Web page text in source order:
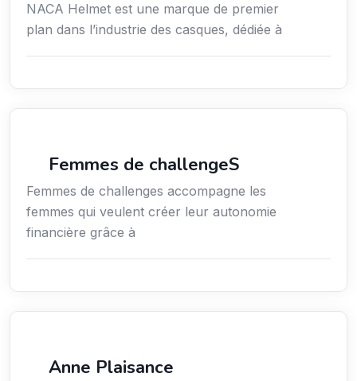
NACA Helmet est une marque de premier
plan dans l’industrie des casques, dédiée à
Femmes de challengeS
Femmes de challenges accompagne les
femmes qui veulent créer leur autonomie
financière grâce à
Anne Plaisance